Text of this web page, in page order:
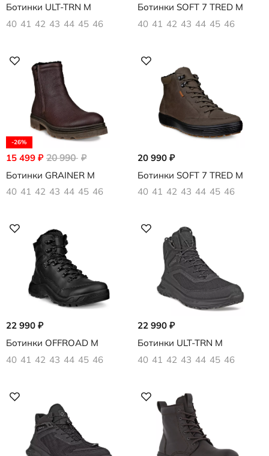
Ботинки ULT-TRN M
40 41 42 43 44 45 46
Ботинки SOFT 7 TRED M
40 41 42 43 44 45 46
-26%
15 499 ₽ 20 990 ₽
Ботинки GRAINER M
40 41 42 43 44 45 46
20 990 ₽
Ботинки SOFT 7 TRED M
40 41 42 43 44 45 46
22 990 ₽
Ботинки OFFROAD M
40 41 42 43 44 45 46
22 990 ₽
Ботинки ULT-TRN M
40 41 42 43 44 45 46